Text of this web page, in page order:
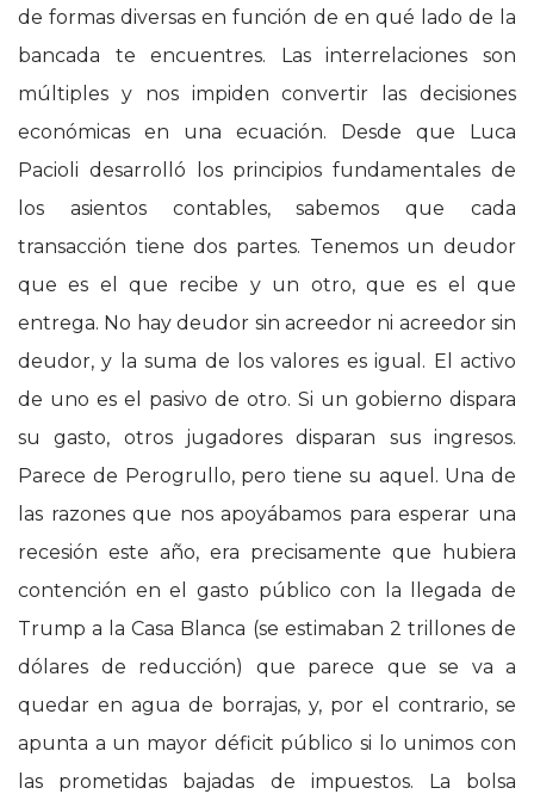
de formas diversas en función de en qué lado de la
bancada te encuentres. Las interrelaciones son
múltiples y nos impiden convertir las decisiones
económicas en una ecuación. Desde que Luca
Pacioli desarrolló los principios fundamentales de
los asientos contables, sabemos que cada
transacción tiene dos partes. Tenemos un deudor
que es el que recibe y un otro, que es el que
entrega. No hay deudor sin acreedor ni acreedor sin
deudor, y la suma de los valores es igual. El activo
de uno es el pasivo de otro. Si un gobierno dispara
su gasto, otros jugadores disparan sus ingresos.
Parece de Perogrullo, pero tiene su aquel. Una de
las razones que nos apoyábamos para esperar una
recesión este año, era precisamente que hubiera
contención en el gasto público con la llegada de
Trump a la Casa Blanca (se estimaban 2 trillones de
dólares de reducción) que parece que se va a
quedar en agua de borrajas, y, por el contrario, se
apunta a un mayor déficit público si lo unimos con
las prometidas bajadas de impuestos. La bolsa